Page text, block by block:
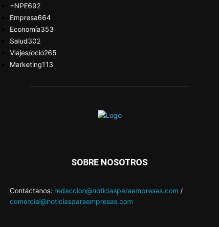
+NPE692
Empresa664
Economía353
Salud302
Viajes/ocio265
Marketing113
SOBRE NOSOTROS
Contáctanos: redaccion@noticiasparaempresas.com /
comercial@noticiasparaempresas.com